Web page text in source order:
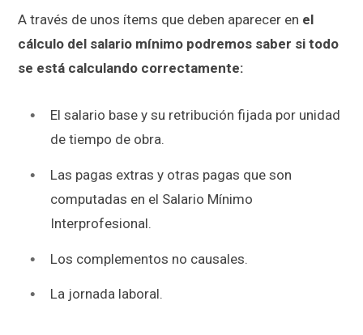
A través de unos ítems que deben aparecer en el
cálculo del salario mínimo podremos saber si todo
se está calculando correctamente:
El salario base y su retribución fijada por unidad
de tiempo de obra.
Las pagas extras y otras pagas que son
computadas en el Salario Mínimo
Interprofesional.
Los complementos no causales.
La jornada laboral.